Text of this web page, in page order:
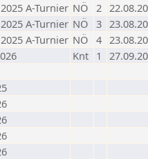
A-Turnier NÖ 2
A-Turnier NÖ 3
A-Turnier NÖ 4
Knt 1